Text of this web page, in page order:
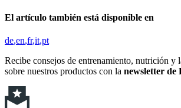
El artículo también está disponible en
de en fr it pt
Recibe consejos de entrenamiento, nutrición y
sobre nuestros productos con la newsletter de